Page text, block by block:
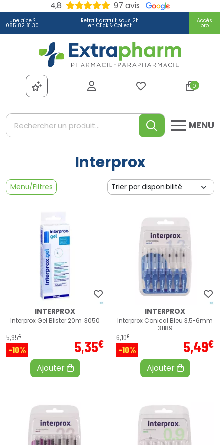
4,8 97 avis
Une aide ?
085 82 81 30
Retrait gratuit sous 2h
en Click & Collect
Accès
pro
Extrapharm Votre
0
MENU
Interprox
Menu/Filtres
INTERPROX
Interprox Gel Blister 20ml 3050
5,95€
-10% 5,35€
Ajouter
INTERPROX
Interprox Conical Bleu 3,5-6mm
31189
6,10€
-10% 5,49€
Ajouter